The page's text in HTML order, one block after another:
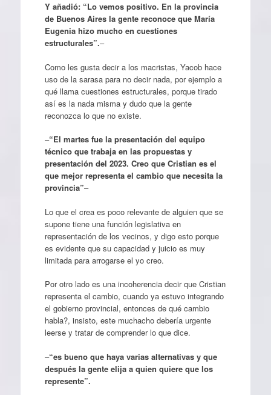
Y añadió: “Lo vemos positivo. En la provincia
de Buenos Aires la gente reconoce que María
Eugenia hizo mucho en cuestiones
estructurales”.–
Como les gusta decir a los macristas, Yacob hace
uso de la sarasa para no decir nada, por ejemplo a
qué llama cuestiones estructurales, porque tirado
así es la nada misma y dudo que la gente
reconozca lo que no existe.
–“El martes fue la presentación del equipo
técnico que trabaja en las propuestas y
presentación del 2023. Creo que Cristian es el
que mejor representa el cambio que necesita la
provincia”–
Lo que el crea es poco relevante de alguien que se
supone tiene una función legislativa en
representación de los vecinos, y digo esto porque
es evidente que su capacidad y juicio es muy
limitada para arrogarse el yo creo.
Por otro lado es una incoherencia decir que Cristian
representa el cambio, cuando ya estuvo integrando
el gobierno provincial, entonces de qué cambio
habla?, insisto, este muchacho debería urgente
leerse y tratar de comprender lo que dice.
–“es bueno que haya varias alternativas y que
después la gente elija a quien quiere que los
represente”.